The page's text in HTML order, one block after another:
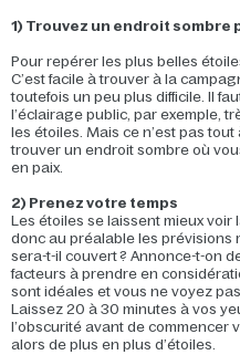
1) Trouvez un endroit sombre
Pour repérer les plus belles
C’est facile à trouver à la
toutefois un peu plus difficile. Il
l’éclairage public, par exemple,
les étoiles. Mais ce n’est pas
trouver un endroit sombre où
en paix.
2) Prenez votre temps
Les étoiles se laissent mieux
donc au préalable les prévisions
sera-t-il couvert ? Annonce-t-on
facteurs à prendre en
sont idéales et vous ne voyez
Laissez 20 à 30 minutes à vos
l’obscurité avant de commencer
alors de plus en plus d’étoiles.